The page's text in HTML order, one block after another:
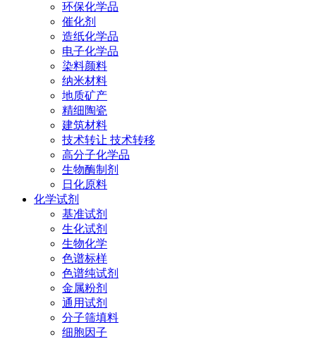
环保化学品
催化剂
造纸化学品
电子化学品
染料颜料
纳米材料
地质矿产
精细陶瓷
建筑材料
技术转让 技术转移
高分子化学品
生物酶制剂
日化原料
化学试剂
基准试剂
生化试剂
生物化学
色谱标样
色谱纯试剂
金属粉剂
通用试剂
分子筛填料
细胞因子